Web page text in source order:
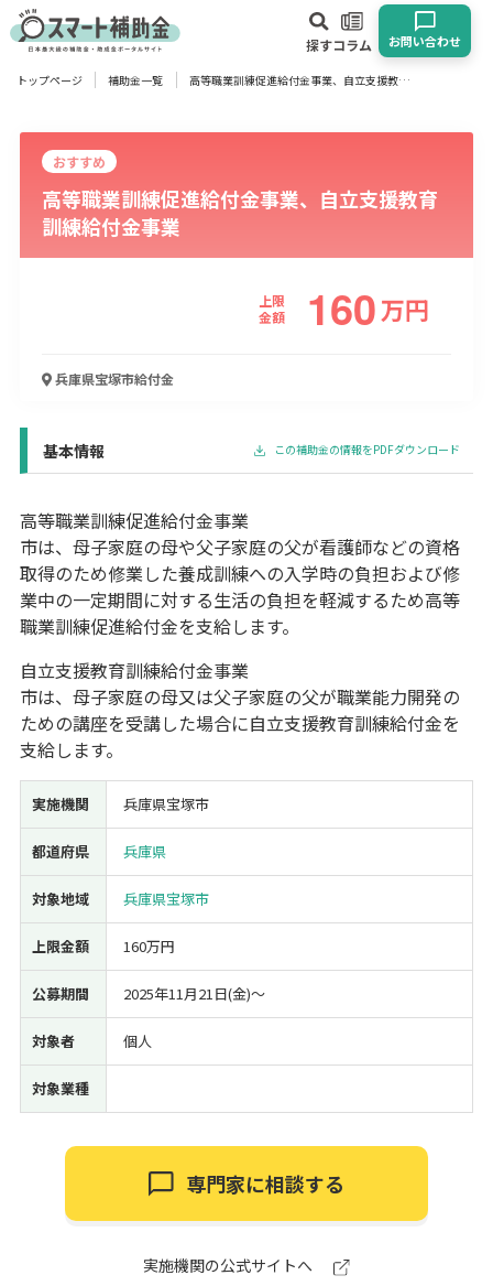
探すコラム お問い合わせ
対象
企業 団体 個人 その他
エリア
建設･不動産業
サービス業
経営改善・経営強化 販路拡大
人材採用・雇用
人材育成・福利厚生
特許・知的財産
起業・創業
事業承継 災害・被災者支援
コロナ関連
環境・省エネ
テレワーク
受付中のみ
トップページ 補助金一覧 高等職業訓練促進給付金事業、自立支援教育訓練給付金事業
おすすめ
高等職業訓練促進給付金事業、自立支援教育
訓練給付金事業
上限
金額
160万円
兵庫県宝塚市給付金
基本情報 この補助金の情報をPDFダウンロード
高等職業訓練促進給付金事業
市は、母子家庭の母や父子家庭の父が看護師などの資格
取得のため修業した養成訓練への入学時の負担および修
業中の一定期間に対する生活の負担を軽減するため高等
職業訓練促進給付金を支給します。
自立支援教育訓練給付金事業
市は、母子家庭の母又は父子家庭の父が職業能力開発の
ための講座を受講した場合に自立支援教育訓練給付金を
支給します。
実施機関 兵庫県宝塚市
都道府県 兵庫県
対象地域 兵庫県宝塚市
上限金額 160万円
公募期間 2025年11月21日(金)〜
対象者 個人
対象業種
専門家に相談する
実施機関の公式サイトへ